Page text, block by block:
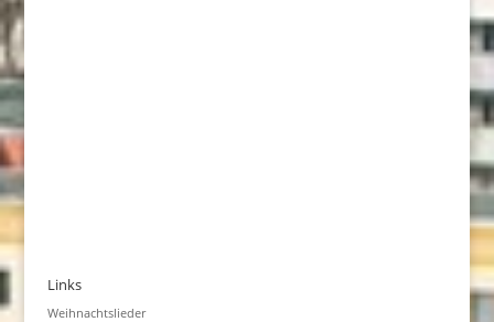
Links
Weihnachtslieder